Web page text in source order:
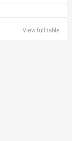
View full table